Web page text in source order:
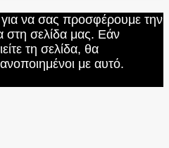
να σας προσφέρουμε την
στη σελίδα μας. Εάν
τη σελίδα, θα
με αυτό.